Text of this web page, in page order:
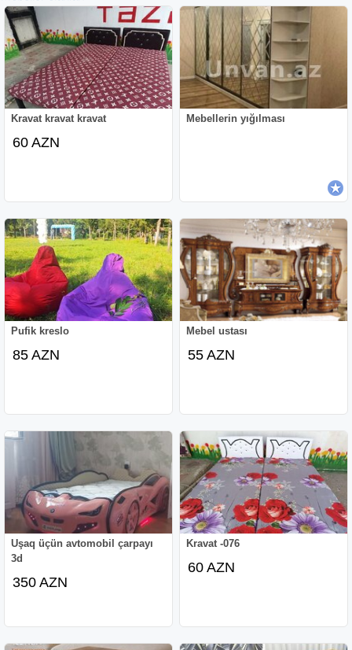
Kravat kravat kravat
60 AZN
Mebellerin yığılması
Pufik kreslo
85 AZN
Mebel ustası
55 AZN
Uşaq üçün avtomobil çarpayı
3d
350 AZN
Kravat -076
60 AZN